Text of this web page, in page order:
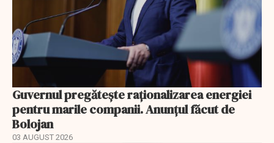
Guvernul pregătește raționalizarea energiei
pentru marile companii. Anunțul făcut de
Bolojan
03 AUGUST 2026